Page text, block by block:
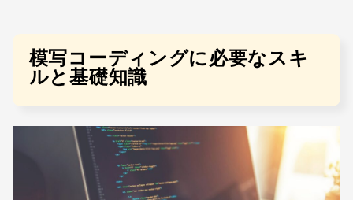
模写コーディングに必要なスキ
ルと基礎知識